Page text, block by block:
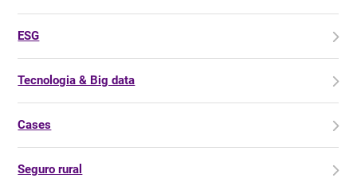
ESG
Tecnologia & Big data
Cases
Seguro rural